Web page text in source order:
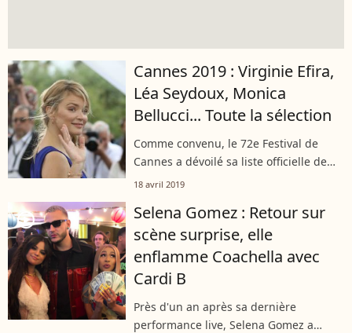
Cannes 2019 : Virginie Efira,
Léa Seydoux, Monica
Bellucci... Toute la sélection
Comme convenu, le 72e Festival de
Cannes a dévoilé sa liste officielle de
longs métrages ! Ainsi, on sait
peuvent potentiellement gravir les
marches...
18 avril 2019
player2
Selena Gomez : Retour sur
scène surprise, elle
enflamme Coachella avec
Cardi B
Près d'un an après sa dernière
performance live, Selena Gomez a